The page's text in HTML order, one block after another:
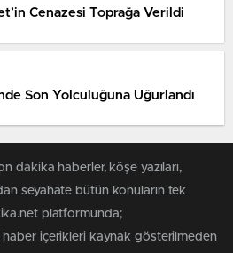
Cenazesi Toprağa Verildi
Son Yolculuğuna Uğurlandı
dakika haberler, köşe yazıları,
seyahate bütün konuların tek
platformunda;
içerikleri kaynak gösterilmeden